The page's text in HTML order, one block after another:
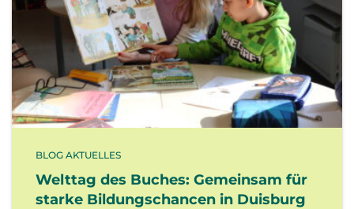
BLOG AKTUELLES
Welttag des Buches: Gemeinsam für
starke Bildungschancen in Duisburg